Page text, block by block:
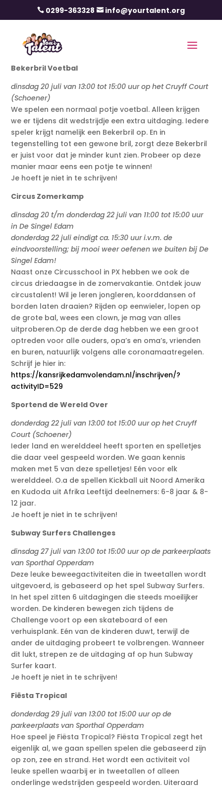
 0299-363328  info@yourtalent.org
Bekerbril Voetbal
dinsdag 20 juli van 13:00 tot 15:00 uur op het Cruyff Court
(Schoener)
We spelen een normaal potje voetbal. Alleen krijgen
we er tijdens dit wedstrijdje een extra uitdaging. Iedere
speler krijgt namelijk een Bekerbril op. En in
tegenstelling tot een gewone bril, zorgt deze Bekerbril
er juist voor dat je minder kunt zien. Probeer op deze
manier maar eens een potje te winnen!
Je hoeft je niet in te schrijven!
Circus Zomerkamp
dinsdag 20 t/m donderdag 22 juli van 11:00 tot 15:00 uur
in De Singel Edam
donderdag 22 juli eindigt ca. 15:30 uur i.v.m. de
eindvoorstelling; bij mooi weer oefenen we buiten bij De
Singel Edam!
Naast onze Circusschool in PX hebben we ook de
circus driedaagse in de zomervakantie. Ontdek jouw
circustalent! Wil je leren jongleren, koorddansen of
borden laten draaien? Rijden op eenwieler, lopen op
de grote bal, wees een clown, je mag van alles
uitproberen.Op de derde dag hebben we een groot
optreden voor alle ouders, opa’s en oma’s, vrienden
en buren, natuurlijk volgens alle coronamaatregelen.
Schrijf je hier in:
https://kansrijkedamvolendam.nl/inschrijven/?
activityID=529
Sportend de Wereld Over
donderdag 22 juli van 13:00 tot 15:00 uur op het Cruyff
Court (Schoener)
Ieder land en werelddeel heeft sporten en spelletjes
die daar veel gespeeld worden. We gaan kennis
maken met 5 van deze spelletjes! Eén voor elk
werelddeel. O.a de spellen Kickball uit Noord Amerika
en Kudoda uit Afrika Leeftijd deelnemers: 6-8 jaar & 8-
12 jaar.
Je hoeft je niet in te schrijven!
Subway Surfers Challenges
dinsdag 27 juli van 13:00 tot 15:00 uur op de parkeerplaats
van Sporthal Opperdam
Deze leuke beweegactiviteiten die in tweetallen wordt
uitgevoerd, is gebaseerd op het spel Subway Surfers.
In het spel zitten 6 uitdagingen die steeds moeilijker
worden. De kinderen bewegen zich tijdens de
Challenge voort op een skateboard of een
verhuisplank. Eén van de kinderen duwt, terwijl de
ander de uitdaging probeert te volbrengen. Wanneer
dit lukt, strepen ze de uitdaging af op hun Subway
Surfer kaart.
Je hoeft je niet in te schrijven!
Fiësta Tropical
donderdag 29 juli van 13:00 tot 15:00 uur op de
parkeerplaats van Sporthal Opperdam
Hoe speel je Fiësta Tropical? Fiësta Tropical zegt het
eigenlijk al, we gaan spellen spelen die gebaseerd zijn
op zon, zee en strand. Het wordt een activiteit vol
leuke spellen waarbij er in tweetallen of alleen
onderlinge wedstrijden gespeeld worden. Uiteraard